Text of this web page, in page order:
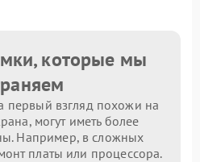
которые мы
первый взгляд похожи на
могут иметь более
Например, в сложных
платы или процессора.